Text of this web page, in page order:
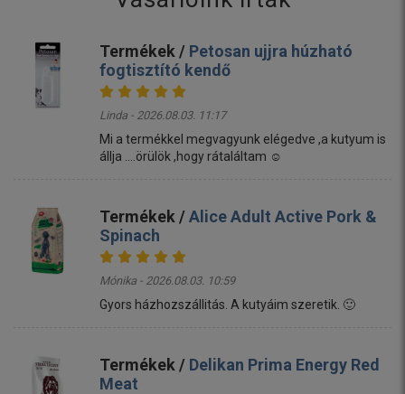
Termékek / Petosan ujjra húzható
fogtisztító kendő
Linda - 2026.08.03. 11:17
Mi a termékkel megvagyunk elégedve ,a kutyum is
állja ....örülök ,hogy rátaláltam ☺️
Termékek /Alice Adult Active Pork &
Spinach
Mónika - 2026.08.03. 10:59
Gyors házhozszállitás. A kutyáim szeretik. 🙂
Termékek / Delikan Prima Energy Red
Meat